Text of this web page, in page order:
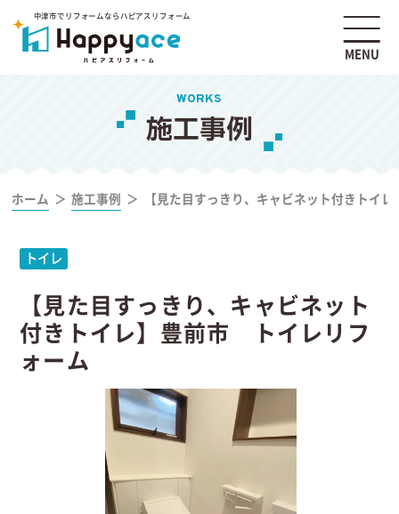
中津市でリフォームならハピアスリフォーム
MENU
WORKS
施工事例
ホーム 施工事例 【見た目すっきり、キャビネット付きトイ
トイレ
【見た目すっきり、キャビネット
付きトイレ】豊前市 トイレリフ
ォーム